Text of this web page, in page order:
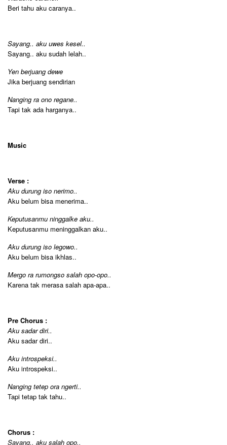
Beri tahu aku caranya..
Sayang.. aku uwes kesel..
Sayang.. aku sudah lelah..
Yen berjuang dewe
Jika berjuang sendirian
Nanging ra ono regane..
Tapi tak ada harganya..
Music
Verse :
Aku durung iso nerimo..
Aku belum bisa menerima..
Keputusanmu ninggalke aku..
Keputusanmu meninggalkan aku..
Aku durung iso legowo..
Aku belum bisa ikhlas..
Mergo ra rumongso salah opo-opo..
Karena tak merasa salah apa-apa..
Pre Chorus :
Aku sadar diri..
Aku sadar diri..
Aku introspeksi..
Aku introspeksi..
Nanging tetep ora ngerti..
Tapi tetap tak tahu..
Chorus :
Sayang.. aku salah opo..